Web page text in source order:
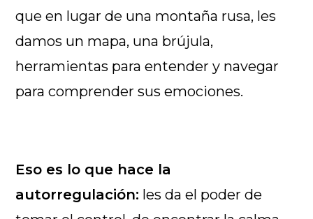
que en lugar de una montaña rusa, les
damos un mapa, una brújula,
herramientas para entender y navegar
para comprender sus emociones.
Eso es lo que hace la
autorregulación: les da el poder de